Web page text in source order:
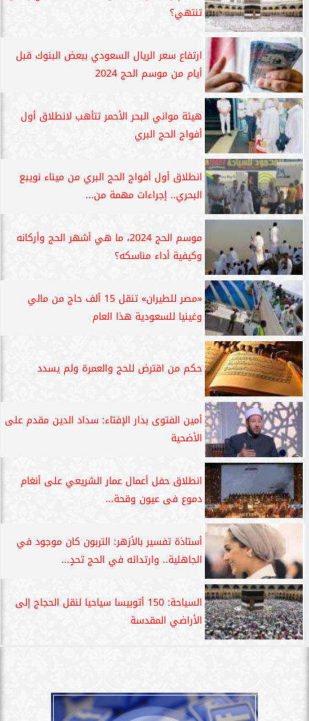
تنتهي؟
ارتفاع سعر الريال السعودي ببعض البنوك قبل
أيام من موسم الحج 2024
هيئة مواني البحر الأحمر تتأهب لانطلاق أول
أفواج الحج البري
انطلاق أول أفواج الحج البري من ميناء نويبع
البحري.. إجراءات مهمة من...
موسم الحج 2024، ما هي أشهر الحج وأركانه
وكيفية أداء مناسكه؟
«مصر للطيران» تنقل 15 ألف حاج من مالي
وغينيا للسعودية هذا العام
حكم من اقترض للحج والعمرة ولم يسدد
أمين الفتوى بدار الإفتاء: سداد الدين مقدم على
الأضحية
انطلاق حفل أعمال عمار الشريعي على أنغام
دموع فى عيون وقحة...
أستاذة تفسير بالأزهر: التربون كان موجود في
الجاهلية.. وارتدائه في الحج تحدٍ...
السياحة: 150 أتوبيسا سياحيا لنقل الحجاج إلى
الأراضي المقدسة